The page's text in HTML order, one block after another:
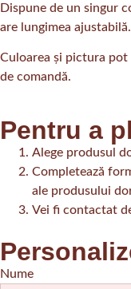
Dispune de un singur
are lungimea ajustabilă.
Culoarea și pictura pot
de comandă.
Pentru a
Alege produsul
Completează
ale produsului
Vei fi contactat
Nume